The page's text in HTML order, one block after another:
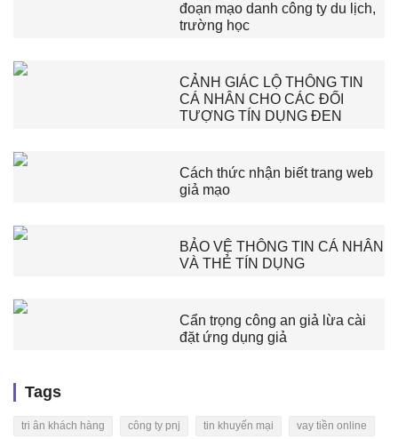
đoạn mạo danh công ty du lịch,
trường học
CẢNH GIÁC LỘ THÔNG TIN
CÁ NHÂN CHO CÁC ĐỐI
TƯỢNG TÍN DỤNG ĐEN
Cách thức nhận biết trang web
giả mạo
BẢO VỆ THÔNG TIN CÁ NHÂN
VÀ THẺ TÍN DỤNG
Cẩn trọng công an giả lừa cài
đặt ứng dụng giả
Tags
tri ân khách hàng công ty pnj tin khuyến mại vay tiền online